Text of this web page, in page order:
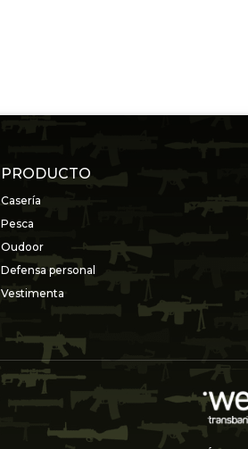
PRODUCTO
Casería
Pesca
Oudoor
Defensa personal
Vestimenta